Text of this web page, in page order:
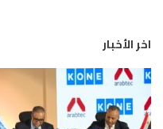
اخر الأخبار